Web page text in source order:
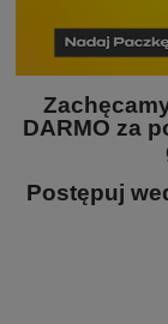
DARMO za
Postępuj